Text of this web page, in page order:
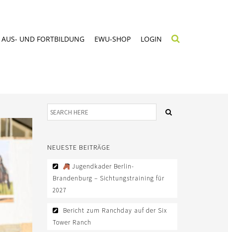
AUS- UND FORTBILDUNG EWU-SHOP LOGIN
NEUESTE BEITRÄGE
Jugendkader Berlin-
Brandenburg – Sichtungstraining für
2027
Bericht zum Ranchday auf der Six
Tower Ranch